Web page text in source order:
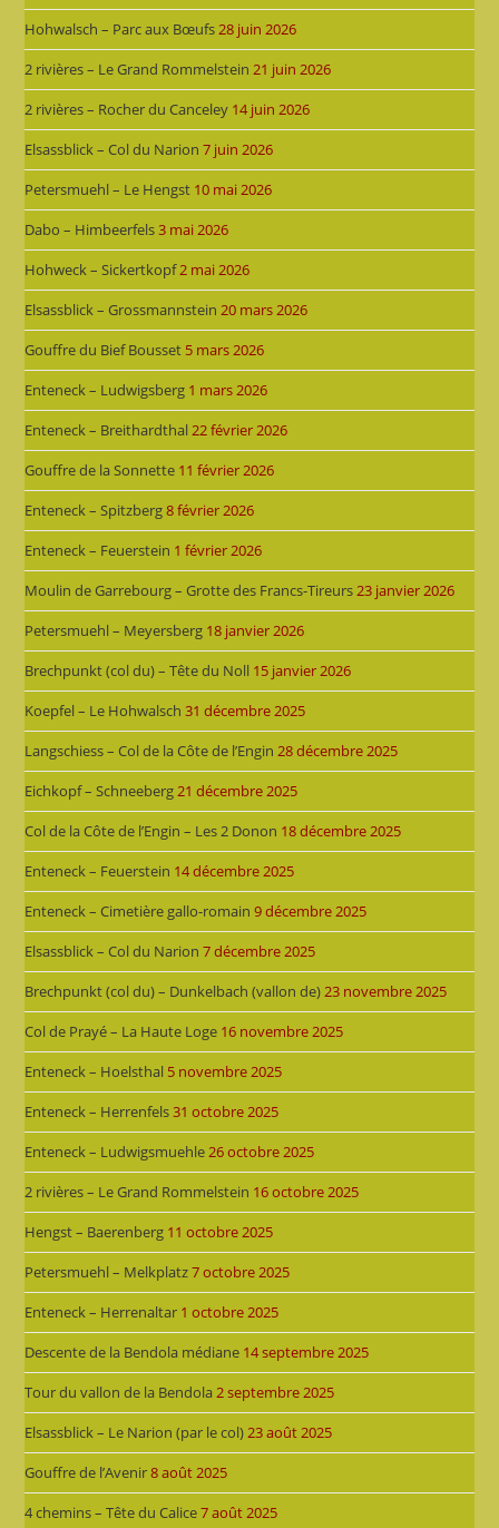
Hohwalsch – Parc aux Bœufs28 juin 2026
2 rivières – Le Grand Rommelstein 21 juin 2026
2 rivières – Rocher du Canceley 14 juin 2026
Elsassblick – Col du Narion 7 juin 2026
Petersmuehl – Le Hengst 10 mai 2026
Dabo – Himbeerfels3 mai 2026
Hohweck – Sickertkopf2 mai 2026
Elsassblick – Grossmannstein 20 mars 2026
Gouffre du Bief Bousset 5 mars 2026
Enteneck – Ludwigsberg 1 mars 2026
Enteneck – Breithardthal22 février 2026
Gouffre de la Sonnette 11 février 2026
Enteneck – Spitzberg8 février 2026
Enteneck – Feuerstein 1 février 2026
Moulin de Garrebourg – Grotte des Francs-Tireurs23 janvier 2026
Petersmuehl – Meyersberg 18 janvier 2026
Brechpunkt (col du) – Tête du Noll 15 janvier 2026
Koepfel – Le Hohwalsch 31 décembre 2025
Langschiess – Col de la Côte de l’Engin 28 décembre 2025
Eichkopf – Schneeberg21 décembre 2025
Col de la Côte de l’Engin – Les 2 Donon 18 décembre 2025
Enteneck – Feuerstein 14 décembre 2025
Enteneck – Cimetière gallo-romain 9 décembre 2025
Elsassblick – Col du Narion 7 décembre 2025
Brechpunkt (col du) – Dunkelbach (vallon de)23 novembre 2025
Col de Prayé – La Haute Loge 16 novembre 2025
Enteneck – Hoelsthal 5 novembre 2025
Enteneck – Herrenfels31 octobre 2025
Enteneck – Ludwigsmuehle26 octobre 2025
2 rivières – Le Grand Rommelstein 16 octobre 2025
Hengst – Baerenberg 11 octobre 2025
Petersmuehl – Melkplatz7 octobre 2025
Enteneck – Herrenaltar 1 octobre 2025
Descente de la Bendola médiane 14 septembre 2025
Tour du vallon de la Bendola2 septembre 2025
Elsassblick – Le Narion (par le col)23 août 2025
Gouffre de l’Avenir8 août 2025
4 chemins – Tête du Calice7 août 2025